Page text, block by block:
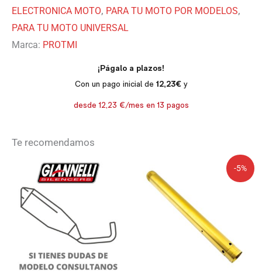
ELECTRONICA MOTO, PARA TU MOTO POR MODELOS,
PARA TU MOTO UNIVERSAL
Marca: PROTMI
Te recomendamos
-5%
era:
314,60€.
precio